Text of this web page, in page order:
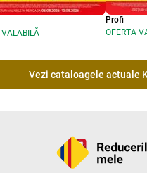
VALABILĂ
Profi
OFERTA
Vezi cataloagele actuale